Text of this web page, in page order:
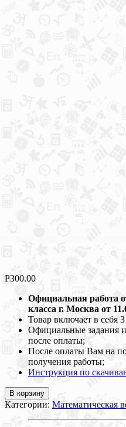
Р300.00
Официальная работа
класса г. Москва от
Товар включает в себя
Официальные задания
после оплаты;
После оплаты Вам на
получения работы;
Инструкция по
В корзину
Категории: Математическая